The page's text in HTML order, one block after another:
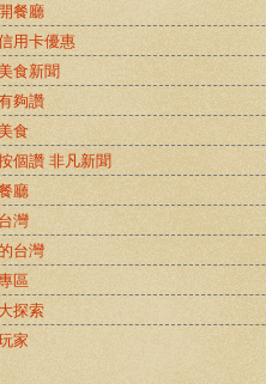
餐廳
用卡優惠
食新聞
夠讚
食
個讚 非凡新聞
廳
灣
台灣
區
探索
家